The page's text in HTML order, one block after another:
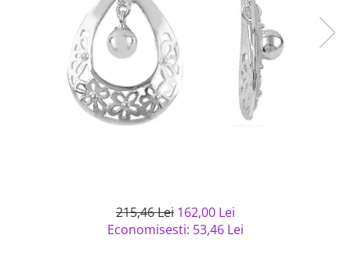
semipretioase
Bijuterii argint placat cu aur
Bijuterii argint cu diverse
Bijuterii argint cu murano
Bijuterii de Lux
Bijuterii gotice si rock
Bijuterii Handmade
Bijuterii fantezie
Casete si cutii de bijuterii
Solutii si lavete de curatare
215,46 Lei 162,00 Lei
Economisesti: 53,46 Lei